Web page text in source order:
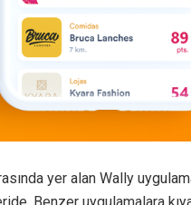
yer alan Wally